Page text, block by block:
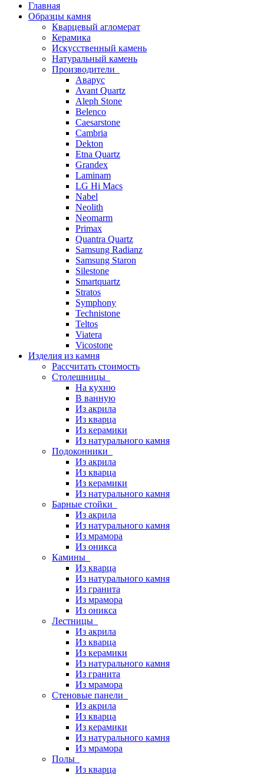
Главная
Образцы камня
Кварцевый агломерат
Керамика
Искусственный камень
Натуральный камень
Производители
Аварус
Avant Quartz
Aleph Stone
Belenco
Caesarstone
Cambria
Dekton
Etna Quartz
Grandex
Laminam
LG Hi Macs
Nabel
Neolith
Neomarm
Primax
Quantra Quartz
Samsung Radianz
Samsung Staron
Silestone
Smartquartz
Stratos
Symphony
Technistone
Teltos
Viatera
Vicostone
Изделия из камня
Рассчитать стоимость
Столешницы
На кухню
В ванную
Из акрила
Из кварца
Из керамики
Из натурального камня
Подоконники
Из акрила
Из кварца
Из керамики
Из натурального камня
Барные стойки
Из акрила
Из натурального камня
Из мрамора
Из оникса
Камины
Из кварца
Из натурального камня
Из гранита
Из мрамора
Из оникса
Лестницы
Из акрила
Из кварца
Из керамики
Из натурального камня
Из гранита
Из мрамора
Стеновые панели
Из акрила
Из кварца
Из керамики
Из натурального камня
Из мрамора
Полы
Из кварца